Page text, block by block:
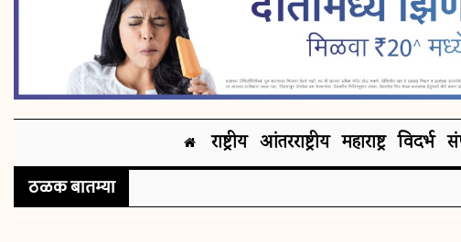
राष्ट्रीय आंतरराष्ट्रीय महाराष्ट्र विदर्भ
ठळक बातम्या